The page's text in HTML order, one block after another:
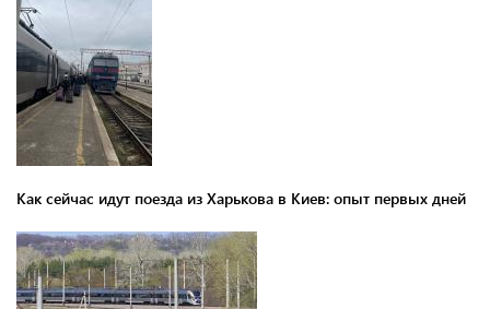
Как сейчас идут поезда из Харькова в Киев: опыт первых дней